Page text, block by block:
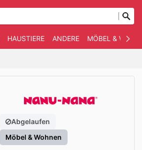
HAUSTIERE ANDERE MÖBEL &
Abgelaufen
Möbel & Wohnen